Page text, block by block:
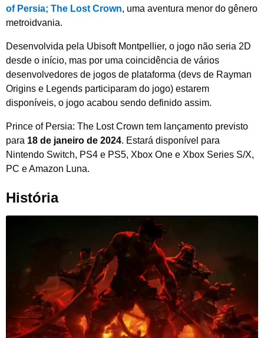
of Persia; The Lost Crown, uma aventura menor do gênero
metroidvania.
Desenvolvida pela Ubisoft Montpellier, o jogo não seria 2D
desde o início, mas por uma coincidência de vários
desenvolvedores de jogos de plataforma (devs de Rayman
Origins e Legends participaram do jogo) estarem
disponíveis, o jogo acabou sendo definido assim.
Prince of Persia: The Lost Crown tem lançamento previsto
para 18 de janeiro de 2024. Estará disponível para
Nintendo Switch, PS4 e PS5, Xbox One e Xbox Series S/X,
PC e Amazon Luna.
História